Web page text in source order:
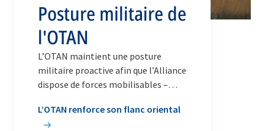
Posture militaire de
l'OTAN
L’OTAN maintient une posture
militaire proactive afin que l’Alliance
dispose de forces mobilisables –
besoins de la défense collective.
L’OTAN renforce son flanc oriental